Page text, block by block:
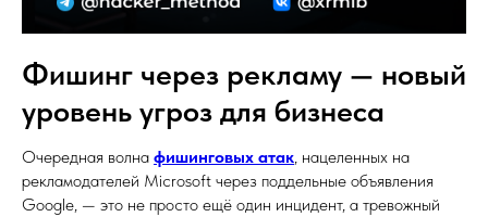
Фишинг через рекламу — новый
уровень угроз для бизнеса
Очередная волна фишинговых атак, нацеленных на
рекламодателей Microsoft через поддельные объявления
Google, — это не просто ещё один инцидент, а тревожный